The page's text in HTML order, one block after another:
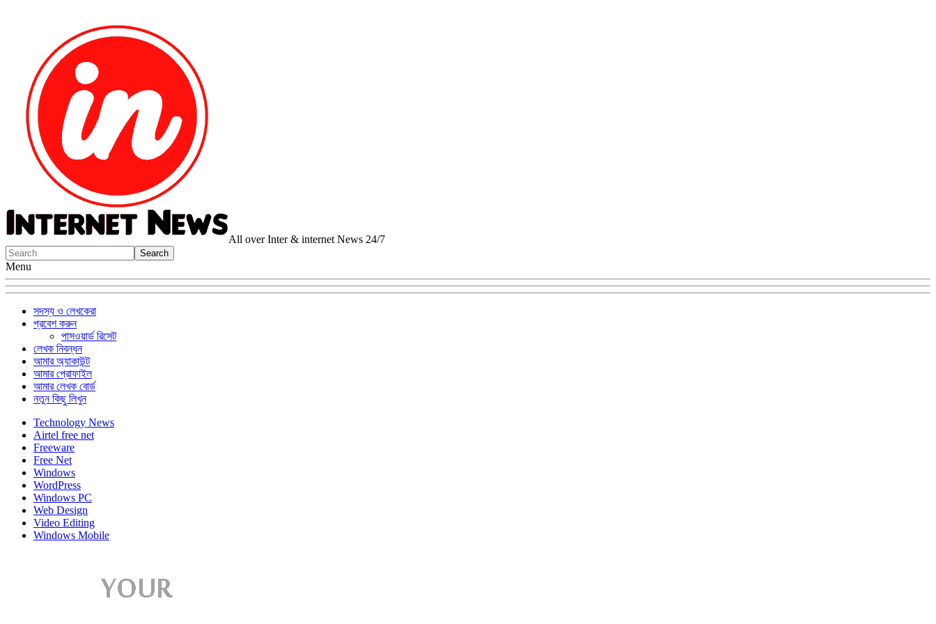
All over Inter & internet News 24/7
Menu
সদস্য ও লেখকেরা
প্রবেশ করুন
পাসওয়ার্ড রিসেট
লেখক নিবন্ধন
আমার অ্যাকাউন্ট
আমার প্রোফাইল
আমার লেখক বোর্ড
নতুন কিছু লিখুন
Technology News
Airtel free net
Freeware
Free Net
Windows
WordPress
Windows PC
Web Design
Video Editing
Windows Mobile